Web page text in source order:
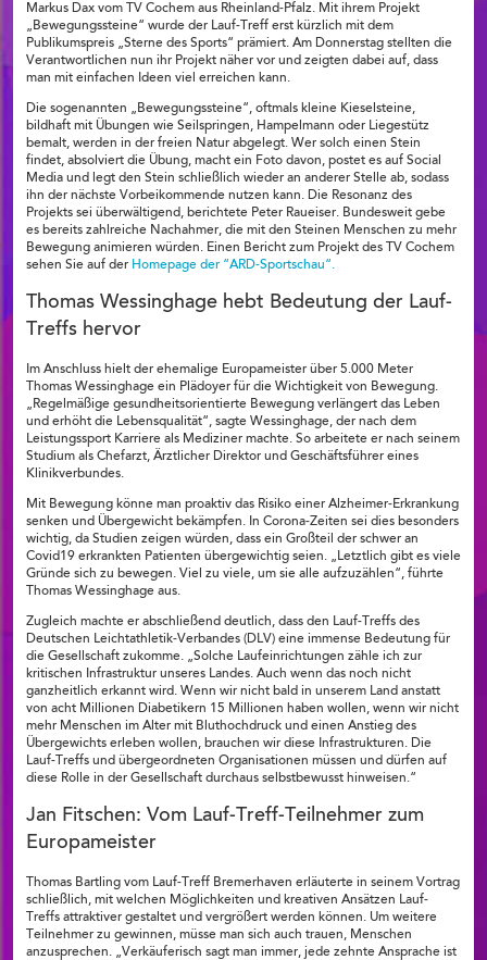
Markus Dax vom TV Cochem aus Rheinland-Pfalz. Mit ihrem Projekt
„Bewegungssteine“ wurde der Lauf-Treff erst kürzlich mit dem
Publikumspreis „Sterne des Sports“ prämiert. Am Donnerstag stellten die
Verantwortlichen nun ihr Projekt näher vor und zeigten dabei auf, dass
man mit einfachen Ideen viel erreichen kann.
Die sogenannten „Bewegungssteine“, oftmals kleine Kieselsteine,
bildhaft mit Übungen wie Seilspringen, Hampelmann oder Liegestütz
bemalt, werden in der freien Natur abgelegt. Wer solch einen Stein
findet, absolviert die Übung, macht ein Foto davon, postet es auf Social
Media und legt den Stein schließlich wieder an anderer Stelle ab, sodass
ihn der nächste Vorbeikommende nutzen kann. Die Resonanz des
Projekts sei überwältigend, berichtete Peter Raueiser. Bundesweit gebe
es bereits zahlreiche Nachahmer, die mit den Steinen Menschen zu mehr
Bewegung animieren würden. Einen Bericht zum Projekt des TV Cochem
sehen Sie auf der Homepage der “ARD-Sportschau“.
Thomas Wessinghage hebt Bedeutung der Lauf-
Treffs hervor
Im Anschluss hielt der ehemalige Europameister über 5.000 Meter
Thomas Wessinghage ein Plädoyer für die Wichtigkeit von Bewegung.
„Regelmäßige gesundheitsorientierte Bewegung verlängert das Leben
und erhöht die Lebensqualität“, sagte Wessinghage, der nach dem
Leistungssport Karriere als Mediziner machte. So arbeitete er nach seinem
Studium als Chefarzt, Ärztlicher Direktor und Geschäftsführer eines
Klinikverbundes.
Mit Bewegung könne man proaktiv das Risiko einer Alzheimer-Erkrankung
senken und Übergewicht bekämpfen. In Corona-Zeiten sei dies besonders
wichtig, da Studien zeigen würden, dass ein Großteil der schwer an
Covid19 erkrankten Patienten übergewichtig seien. „Letztlich gibt es viele
Gründe sich zu bewegen. Viel zu viele, um sie alle aufzuzählen“, führte
Thomas Wessinghage aus.
Zugleich machte er abschließend deutlich, dass den Lauf-Treffs des
Deutschen Leichtathletik-Verbandes (DLV) eine immense Bedeutung für
die Gesellschaft zukomme. „Solche Laufeinrichtungen zähle ich zur
kritischen Infrastruktur unseres Landes. Auch wenn das noch nicht
ganzheitlich erkannt wird. Wenn wir nicht bald in unserem Land anstatt
von acht Millionen Diabetikern 15 Millionen haben wollen, wenn wir nicht
mehr Menschen im Alter mit Bluthochdruck und einen Anstieg des
Übergewichts erleben wollen, brauchen wir diese Infrastrukturen. Die
Lauf-Treffs und übergeordneten Organisationen müssen und dürfen auf
diese Rolle in der Gesellschaft durchaus selbstbewusst hinweisen.“
Jan Fitschen: Vom Lauf-Treff-Teilnehmer zum
Europameister
Thomas Bartling vom Lauf-Treff Bremerhaven erläuterte in seinem Vortrag
schließlich, mit welchen Möglichkeiten und kreativen Ansätzen Lauf-
Treffs attraktiver gestaltet und vergrößert werden können. Um weitere
Teilnehmer zu gewinnen, müsse man sich auch trauen, Menschen
anzusprechen. „Verkäuferisch sagt man immer, jede zehnte Ansprache ist